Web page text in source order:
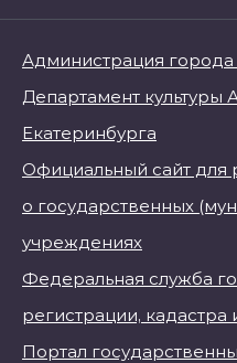
Администрация города
Департамент культуры
Екатеринбурга
Официальный сайт
о государственных
учреждениях
Федеральная служба
регистрации, кадастра
Портал